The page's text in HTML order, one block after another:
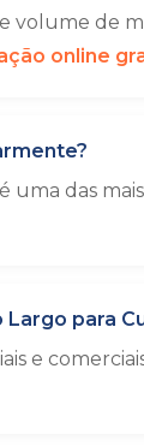
de
online
das
para
e